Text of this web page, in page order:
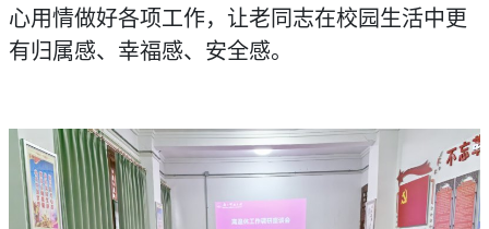
心用情做好各项工作，让老同志在校园生活中更
有归属感、幸福感、安全感。